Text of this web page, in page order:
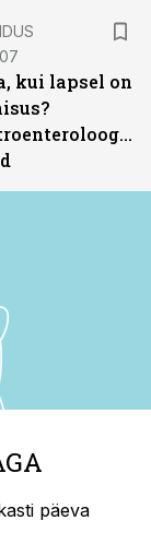
kui lapsel on
päeva